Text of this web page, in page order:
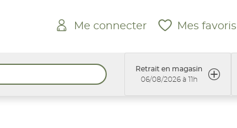
Me connecter Mes favoris
Retrait en magasin
06/08/2026 à 11h